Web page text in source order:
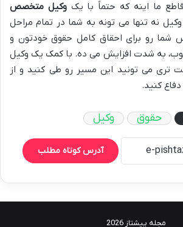
ما اینه که حتماً با یکوکیل متخصص
نه تنها می تونه به شما در تمام مراحل
شما رو برای احقاق کامل حقوق خودتون و
به شدت افزایش می ده. با کمک یک وکیل
تری می تونید این مسیر رو طی کنید و از
کنید.
حقوق وکیل
آدرس کوتاه مطلب
مجله پیشتاز 2026